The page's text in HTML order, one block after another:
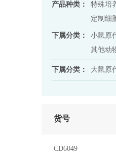
产品种类： 特殊培
定制细
下属分类： 小鼠原
其他动
下属分类： 大鼠原
货号
CD6049